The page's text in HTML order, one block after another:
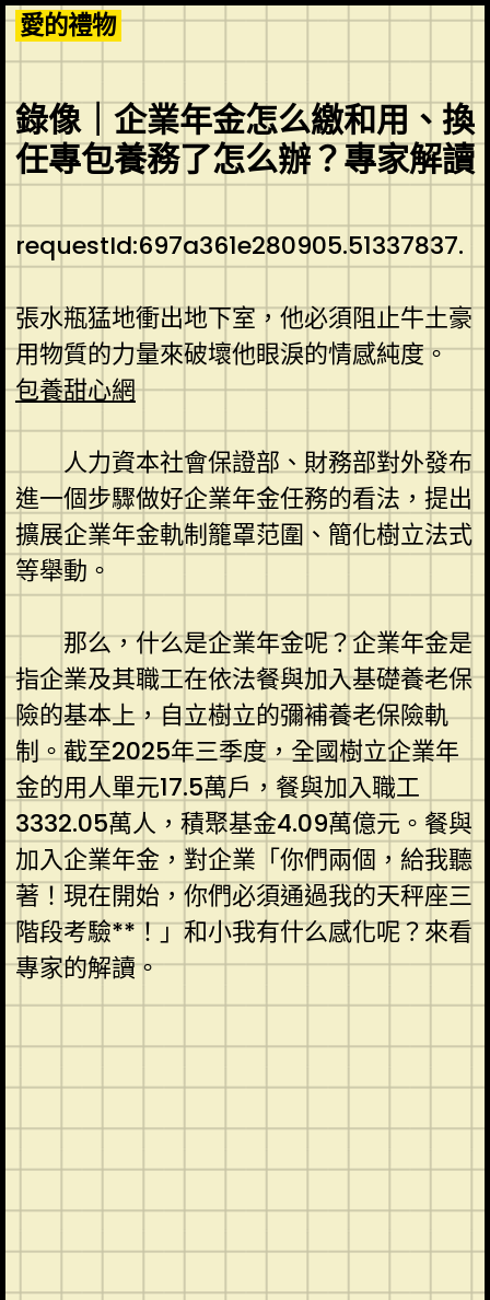
Skip
to
content
愛的禮物
錄像｜企業年金怎么繳和用、換
任專包養務了怎么辦？專家解讀
requestId:697a361e280905.51337837.
張水瓶猛地衝出地下室，他必須阻止牛土豪
用物質的力量來破壞他眼淚的情感純度。
包養甜心網
人力資本社會保證部、財務部對外發布
進一個步驟做好企業年金任務的看法，提出
擴展企業年金軌制籠罩范圍、簡化樹立法式
等舉動。
那么，什么是企業年金呢？企業年金是
指企業及其職工在依法餐與加入基礎養老保
險的基本上，自立樹立的彌補養老保險軌
制。截至2025年三季度，全國樹立企業年
金的用人單元17.5萬戶，餐與加入職工
3332.05萬人，積聚基金4.09萬億元。餐與
加入企業年金，對企業「你們兩個，給我聽
著！現在開始，你們必須通過我的天秤座三
階段考驗**！」和小我有什么感化呢？來看
專家的解讀。